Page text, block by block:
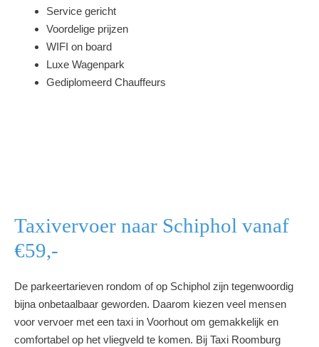
Service gericht
Voordelige prijzen
WIFI on board
Luxe Wagenpark
Gediplomeerd Chauffeurs
Taxivervoer naar Schiphol vanaf
€59,-
De parkeertarieven rondom of op Schiphol zijn tegenwoordig
bijna onbetaalbaar geworden. Daarom kiezen veel mensen
voor vervoer met een taxi in Voorhout om gemakkelijk en
comfortabel op het vliegveld te komen. Bij Taxi Roomburg